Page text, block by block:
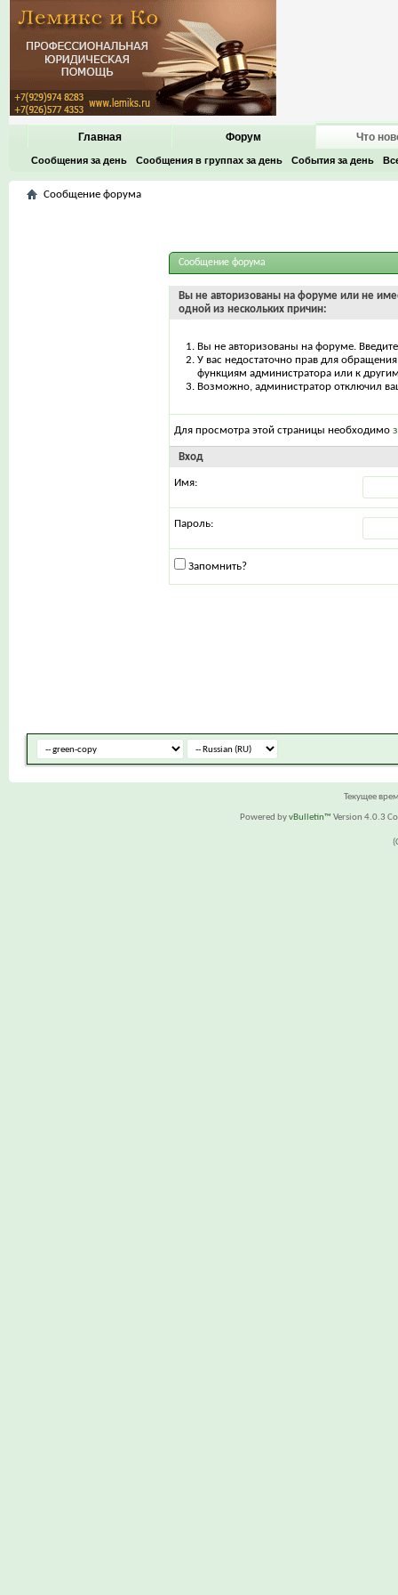
Главная Форум Что
Сообщения за день Сообщения в группах за день События за день
Сообщение форума
Сообщение форума
Вы не авторизованы на форуме или не
одной из нескольких причин:
Вы не авторизованы на форуме.
У вас недостаточно прав для
функциям администратора или к
Возможно, администратор отключил
Для просмотра этой страницы необходимо
Вход
Имя:
Пароль:
Запомнить?
Текущее
Powered byvBulletin™ Version 4.0.3